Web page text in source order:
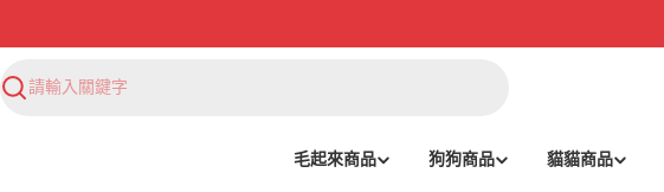
搜
毛起來商品 狗狗商品 貓貓商品